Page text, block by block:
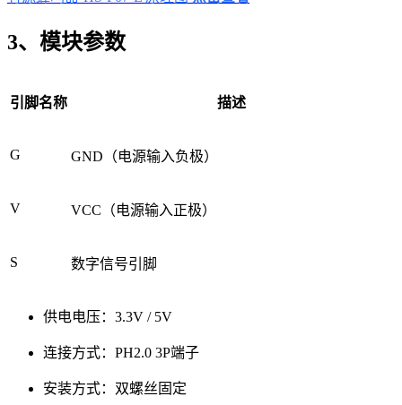
3、模块参数
引脚名称 描述
G GND（电源输入负极）
V VCC（电源输入正极）
S 数字信号引脚
供电电压：3.3V / 5V
连接方式：PH2.0 3P端子
安装方式：双螺丝固定